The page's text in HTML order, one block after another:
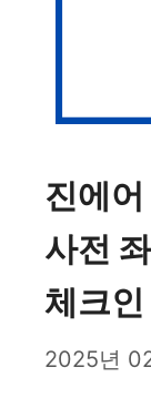
진에
사전
체크인
2025년